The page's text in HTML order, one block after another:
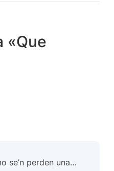
«Que
se’n perden una…